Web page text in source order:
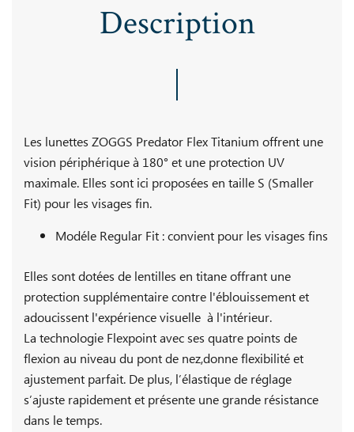
Description
Les lunettes ZOGGS Predator Flex Titanium offrent une
vision périphérique à 180° et une protection UV
maximale. Elles sont ici proposées en taille S (Smaller
Fit) pour les visages fin.
Modéle Regular Fit : convient pour les visages fins
Elles sont dotées de lentilles en titane offrant une
protection supplémentaire contre l'éblouissement et
adoucissent l'expérience visuelle à l'intérieur.
La technologie Flexpoint avec ses quatre points de
flexion au niveau du pont de nez,donne flexibilité et
ajustement parfait. De plus, l’élastique de réglage
s’ajuste rapidement et présente une grande résistance
dans le temps.